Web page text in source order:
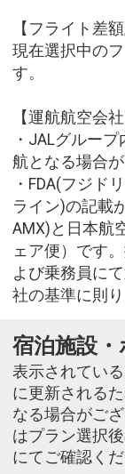
【フライト差
現在選択中の
す。
【運航航空会社
・JALグルー
航となる場合が
・FDA(フジド
ライン)の記載
AMX)と日本航
ェア便）です
よび乗務員に
社の基準に則り
宿泊施設
表示されてい
に更新される
なる場合がご
はプラン選択
にてご確認くだ